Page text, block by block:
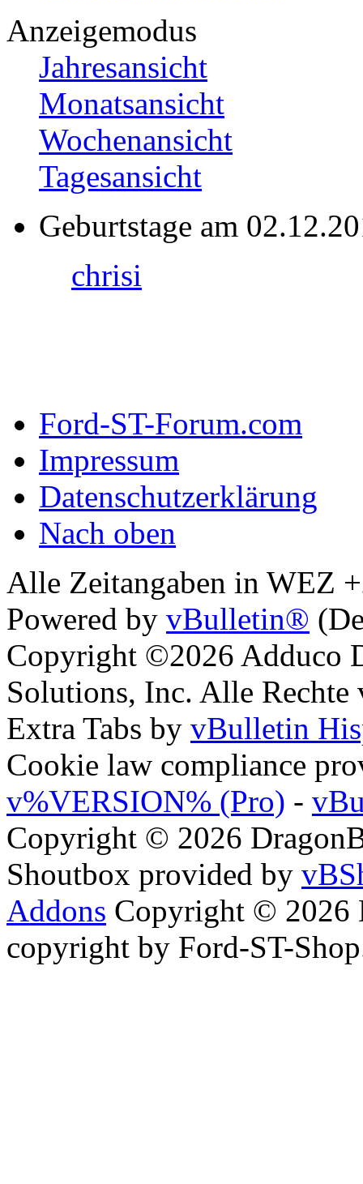
Anzeigemodus
Jahresansicht
Monatsansicht
Wochenansicht
Tagesansicht
Geburtstage am
chrisi
Ford-ST-Forum.com
Impressum
Datenschutzerklärung
Nach oben
Alle Zeitangaben in WEZ
Powered by vBulletin®
Copyright ©2026 Adduco
Solutions, Inc. Alle Rechte
Extra Tabs by vBulletin
Cookie law compliance
v%VERSION% (Pro) -
Copyright © 2026
Shoutbox provided by
Addons Copyright © 2026
copyright by Ford-ST-